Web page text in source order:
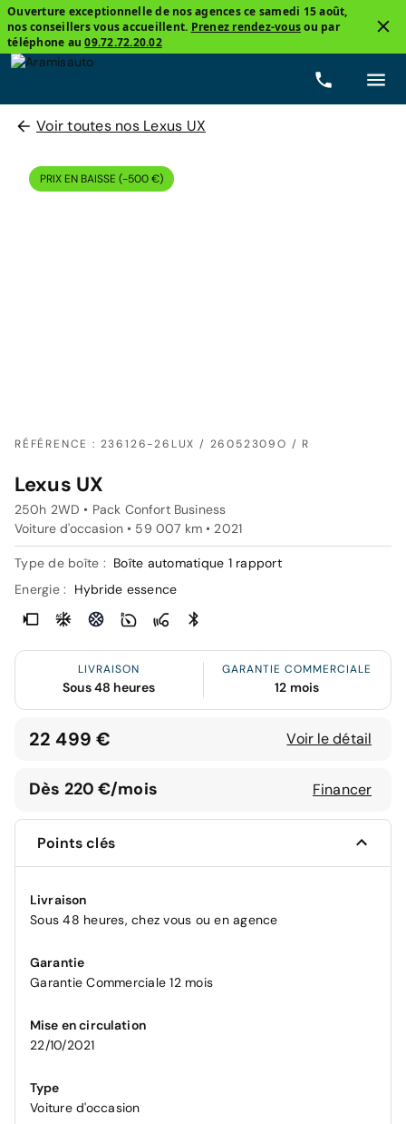
Ouverture exceptionnelle de nos agences ce samedi 15 août,
nos conseillers vous accueillent. Prenez rendez-vousou par
téléphone au09.72.72.20.02
Voir toutes nos Lexus UX
PRIX EN BAISSE (-500 €)
RÉFÉRENCE : 236126-26LUX / 26052309O / R
Lexus UX
250h 2WD • Pack Confort Business
Voiture d'occasion • 59 007 km • 2021
Type de boîte : Boîte automatique 1 rapport
Energie :
Hybride essence
LIVRAISON
Sous 48 heures
GARANTIE COMMERCIALE
12 mois
22 499 € Voir le détail
Dès 220 €/mois Financer
Points clés
Livraison
Sous 48 heures, chez vous ou en agence
Garantie
Garantie Commerciale 12 mois
Mise en circulation
22/10/2021
Type
Voiture d'occasion